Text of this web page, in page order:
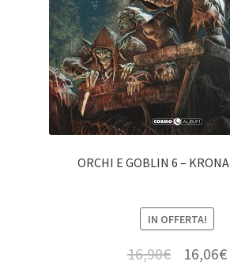
ORCHI E GOBLIN 6 –
IN OFFERTA!
16,90€ 16,06€